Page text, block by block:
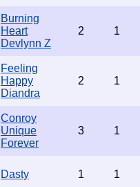
Burning
Heart
Devlynn Z
2 1
Feeling
Happy
Diandra
2 1
Conroy
Unique
Forever
3 1
Dasty 1 1